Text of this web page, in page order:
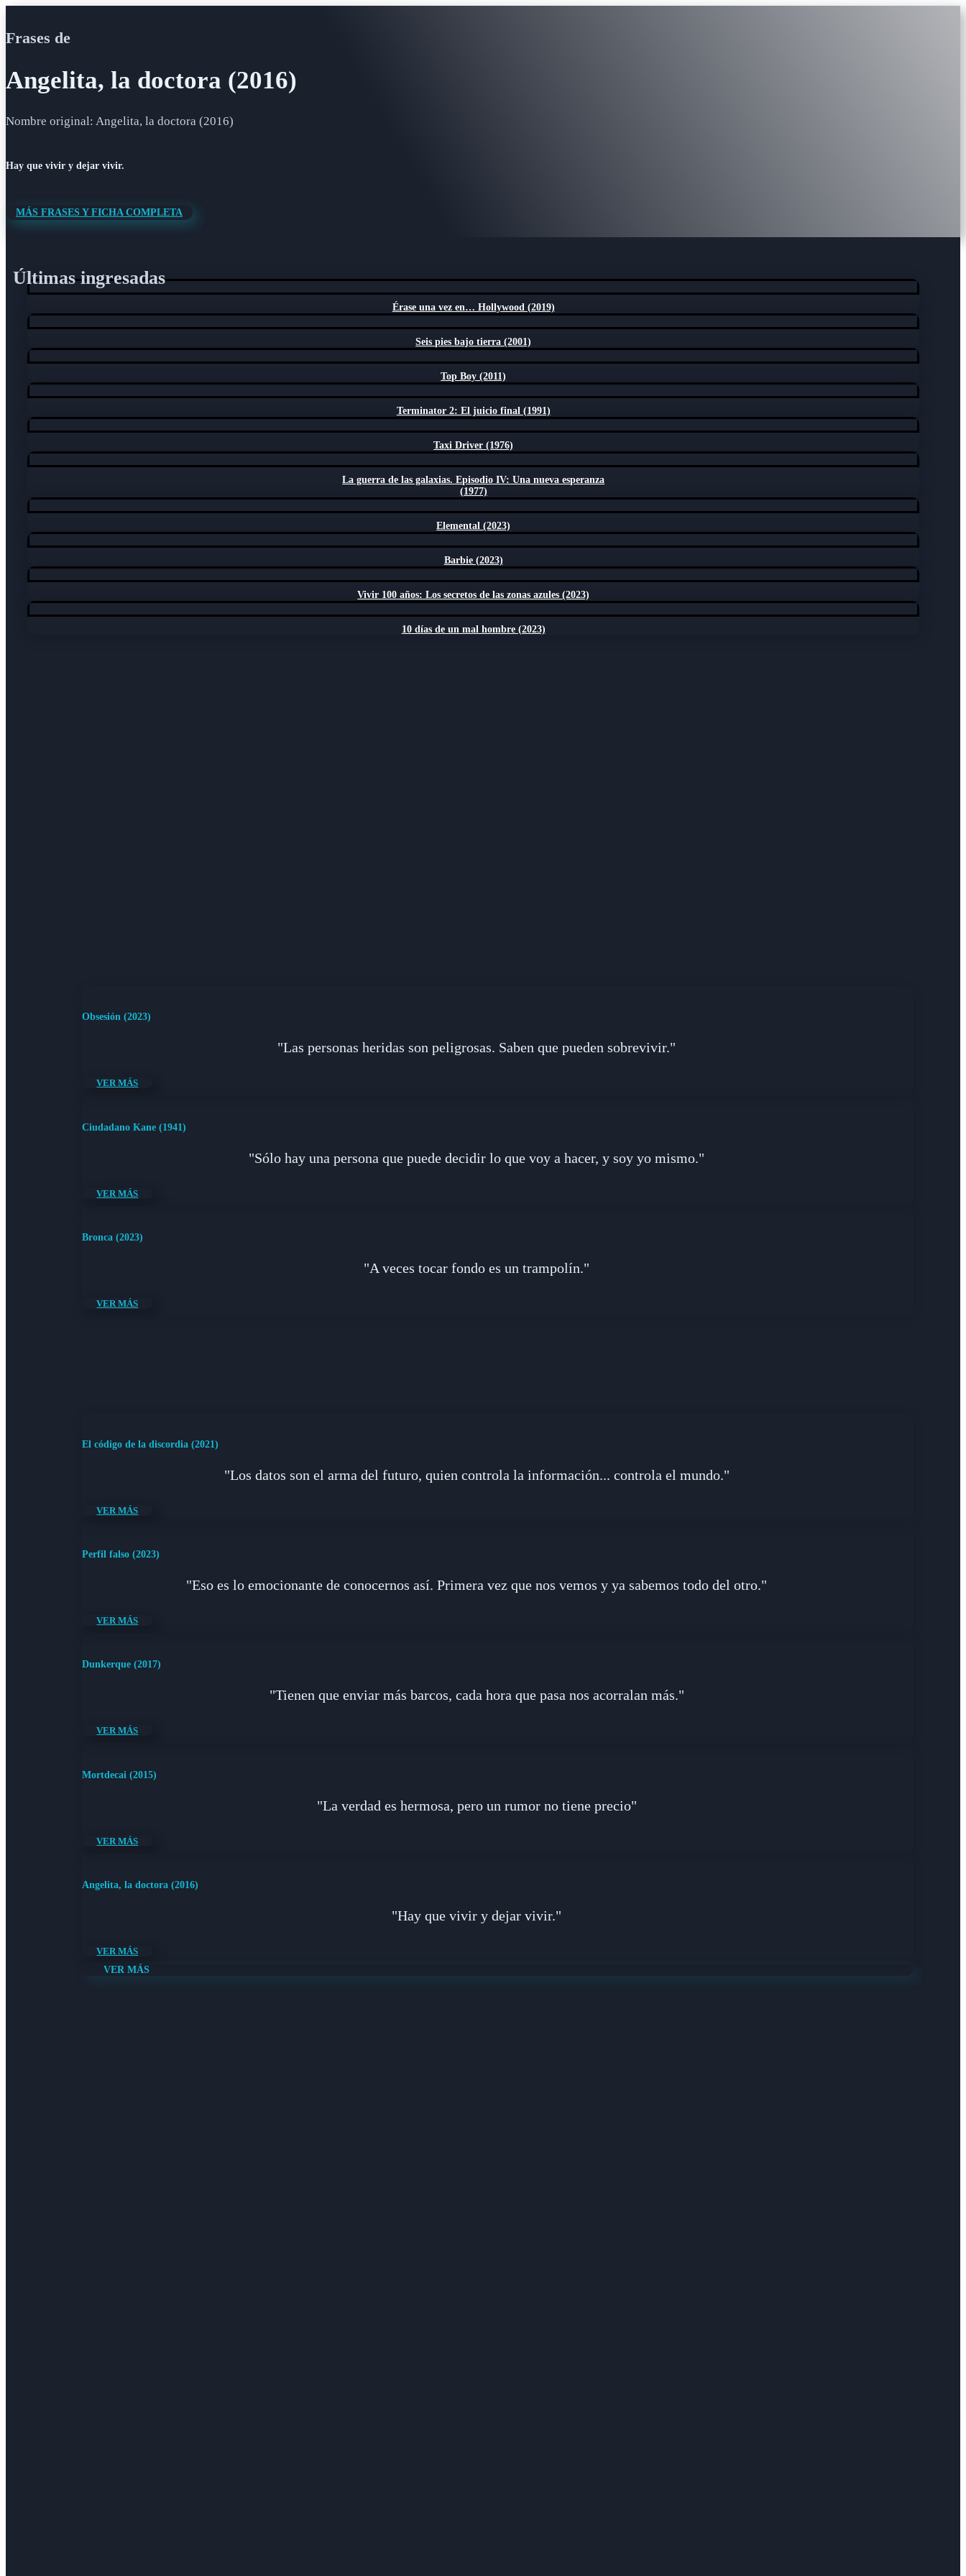
Frases de
Angelita, la doctora (2016)
Nombre original: Angelita, la doctora (2016)
Hay que vivir y dejar vivir.
MÁS FRASES Y FICHA COMPLETA
Últimas ingresadas
Érase una vez en… Hollywood (2019)
Seis pies bajo tierra (2001)
Top Boy (2011)
Terminator 2: El juicio final (1991)
Taxi Driver (1976)
La guerra de las galaxias. Episodio IV: Una nueva esperanza
(1977)
Elemental (2023)
Barbie (2023)
Vivir 100 años: Los secretos de las zonas azules (2023)
10 días de un mal hombre (2023)
Obsesión (2023)
"Las personas heridas son peligrosas. Saben que pueden sobrevivir."
VER MÁS
Ciudadano Kane (1941)
"Sólo hay una persona que puede decidir lo que voy a hacer, y soy yo mismo."
VER MÁS
Bronca (2023)
"A veces tocar fondo es un trampolín."
VER MÁS
El código de la discordia (2021)
"Los datos son el arma del futuro, quien controla la información... controla el mundo."
VER MÁS
Perfil falso (2023)
"Eso es lo emocionante de conocernos así. Primera vez que nos vemos y ya sabemos todo del otro."
VER MÁS
Dunkerque (2017)
"Tienen que enviar más barcos, cada hora que pasa nos acorralan más."
VER MÁS
Mortdecai (2015)
"La verdad es hermosa, pero un rumor no tiene precio"
VER MÁS
Angelita, la doctora (2016)
"Hay que vivir y dejar vivir."
VER MÁS
VER MÁS